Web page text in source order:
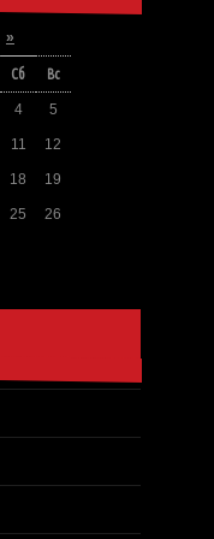
»
Сб Вс
4 5
11 12
18 19
25 26